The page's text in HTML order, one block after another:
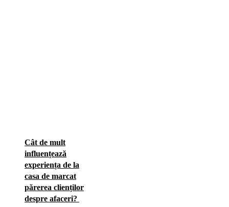
Cât de mult
influențează
experiența de la
casa de marcat
părerea clienților
despre afaceri?